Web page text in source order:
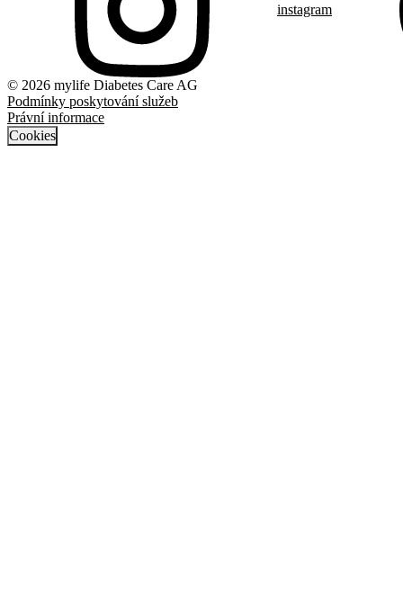
instagram
© 2026 mylife Diabetes Care AG
Podmínky poskytování služeb
Právní informace
Cookies